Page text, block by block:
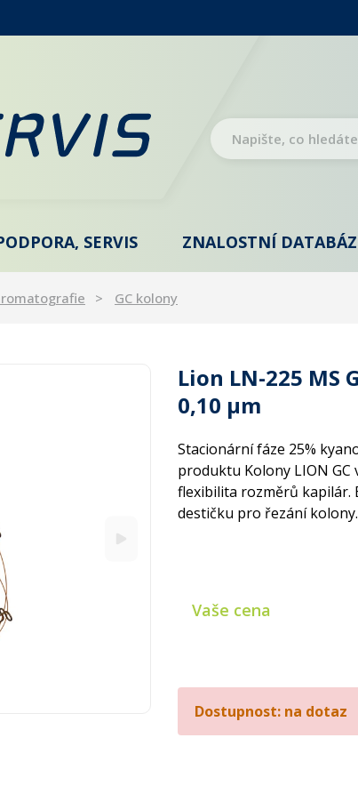
SERVIS ZNALOSTNÍ
GC kolony
Lion LN-225 MS
0,10 µm
Stacionární fáze 25%
produktu Kolony LION
flexibilita rozměrů kapilár.
destičku pro řezání kolony.
Vaše cena
Dostupnost: na dotaz